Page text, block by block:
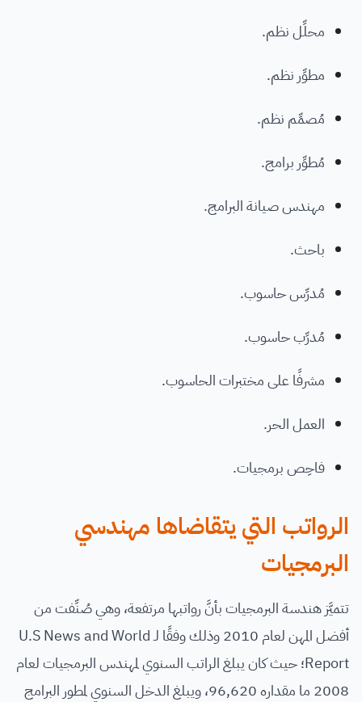
محلِّل نظم.
مطوِّر نظم.
مُصمِّم نظم.
مُطوِّر برامج.
مهندس صيانة البرامج.
باحث.
مُدرِّس حاسوب.
مُدرِّب حاسوب.
مشرفًا على مختبرات الحاسوب.
العمل الحر.
فاحِص برمجيات.
الرواتب التي يتقاضاها مهندسي
البرمجيات
تتميَّز هندسة البرمجيات بأنَّ رواتبها مرتفعة، وهي صُنِّفت من
أفضل المهن لعام 2010 وذلك وفقًا لـ U.S News and World
Report؛ حيث كان يبلغ الراتب السنوي لمهندس البرمجيات لعام
2008 ما مقداره 96,620، ويبلغ الدخل السنوي لمطور البرامج